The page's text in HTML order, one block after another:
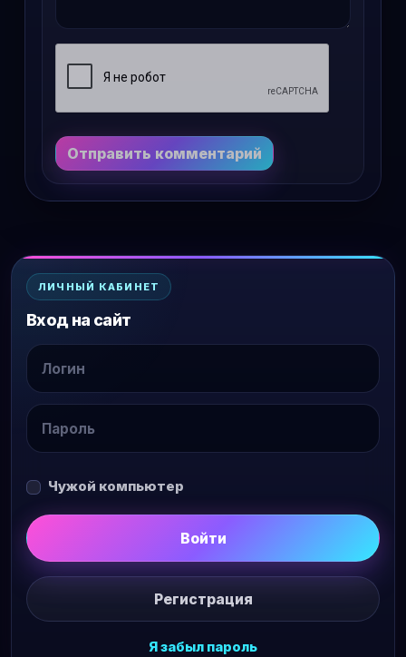
Отправить комментарий
ЛИЧНЫЙ КАБИНЕТ
Вход на сайт
Чужой компьютер
Войти
Регистрация
Я забыл пароль